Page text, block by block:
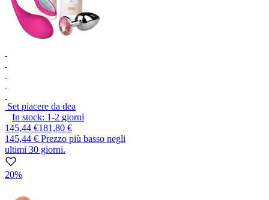
Set piacere da dea
In stock: 1-2 giorni
145,44 €181,80 €
145,44 € Prezzo più basso negli
ultimi 30 giorni.
20%